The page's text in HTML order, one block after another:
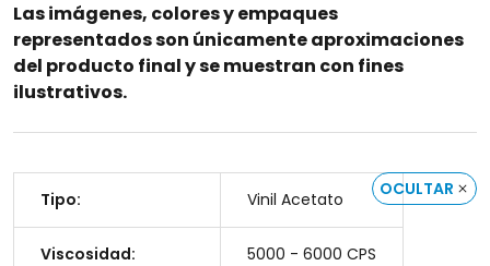
Las imágenes, colores y empaques
representados son únicamente aproximaciones
del producto final y se muestran con fines
ilustrativos.
OCULTAR
Tipo: Vinil Acetato
Viscosidad: 5000 - 6000 CPS